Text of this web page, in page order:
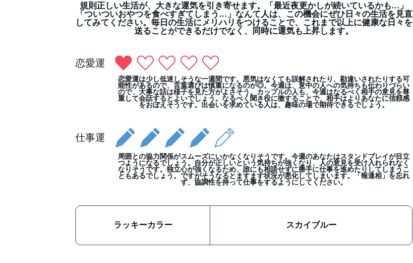
規則正しい生活が、大きな運気を引き寄せます。「最近夜更かしが続いているかも…」
「ついついおやつを食べすぎてしまう…」なんて人は、この機会にぜひ日々の生活を見直
してみてください。毎日の生活にメリハリをつけることで、これまで以上に健康な日々を
送ることができるだけでなく、同時に運気も上昇します。
恋愛運
恋愛運は少し低迷しそうな一週間です。悪気はなくても誤解されたり、勘違いされたりする可
能性があるので、言葉選びは慎重になるのが◎。今週は、意中の人への気持ちも伝わりづらい
ので、大事な話は様子を見た方がよさそう。カップルの人も、今週はなるべく相手の意見を尊
重して会話するとよいでしょう。なるべく聞き役に徹することで、相手はよりあなたに信頼感
をおぼえそうです。出会いを求めている人は、趣味の場で期待できるでしょう。
仕事運
周囲との協力関係がスムーズにいかなくなりそうです。今週のあなたはスタンドプレイが目立
つようになるでしょう。自分が正しいという気持ちが強くなり、人の意見を受け入れられなく
なりそうです。独立心が強くなるため、誰にも相談せずに勝手に仕事を進めたりしてしまうこ
ともあるでしょう。ですがそうなるとますます状況が悪化してしまいます。「報連相」を忘れ
ず、協調性を持って仕事をするようにしてください。
ラッキーカラー スカイブルー